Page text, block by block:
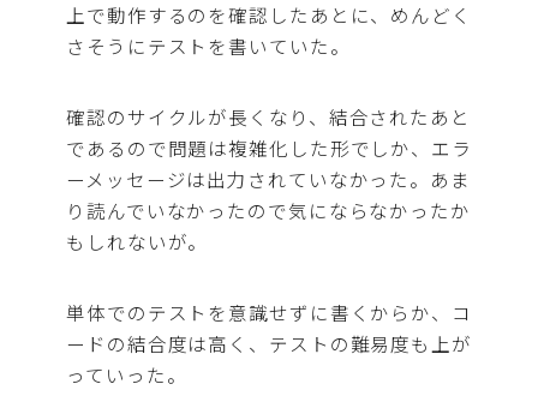
上で動作するのを確認したあとに、めんどく
さそうにテストを書いていた。
確認のサイクルが長くなり、結合されたあと
であるので問題は複雑化した形でしか、エラ
ーメッセージは出力されていなかった。あま
り読んでいなかったので気にならなかったか
もしれないが。
単体でのテストを意識せずに書くからか、コ
ードの結合度は高く、テストの難易度も上が
っていった。